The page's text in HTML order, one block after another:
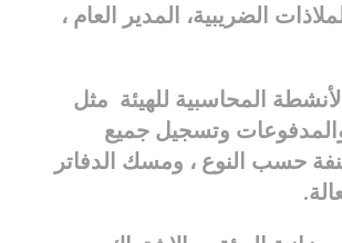
الضريبية، المدير العام ،
المحاسبية للهيئة مثل
وتسجيل جميع
حسب النوع ، ومسك الدفاتر